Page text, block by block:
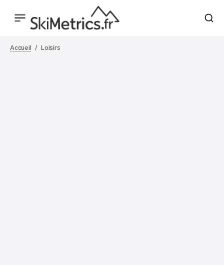
Accueil Loisirs